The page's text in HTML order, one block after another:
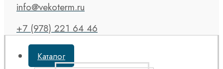
info@vekoterm.ru
+7 (978) 221 64 46
Каталог